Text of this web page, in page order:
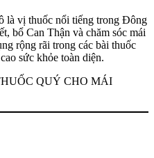
là vị thuốc nổi tiếng trong Đông
bổ Can Thận và chăm sóc mái
rộng rãi trong các bài thuốc
sức khỏe toàn diện.